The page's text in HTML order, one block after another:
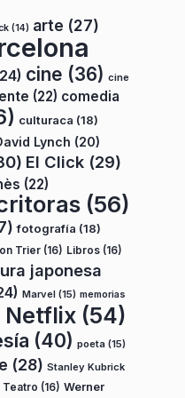
(14) arte (27)
cine (36) cine
(22) comedia
culturaca (18)
Lynch (20)
El Click (29)
(22)
(56)
fotografía (18)
Trier (16) Libros (16)
japonesa
Marvel (15) memorias
Netflix (54)
(40) poeta (15)
(28) Stanley Kubrick
Teatro (16) Werner